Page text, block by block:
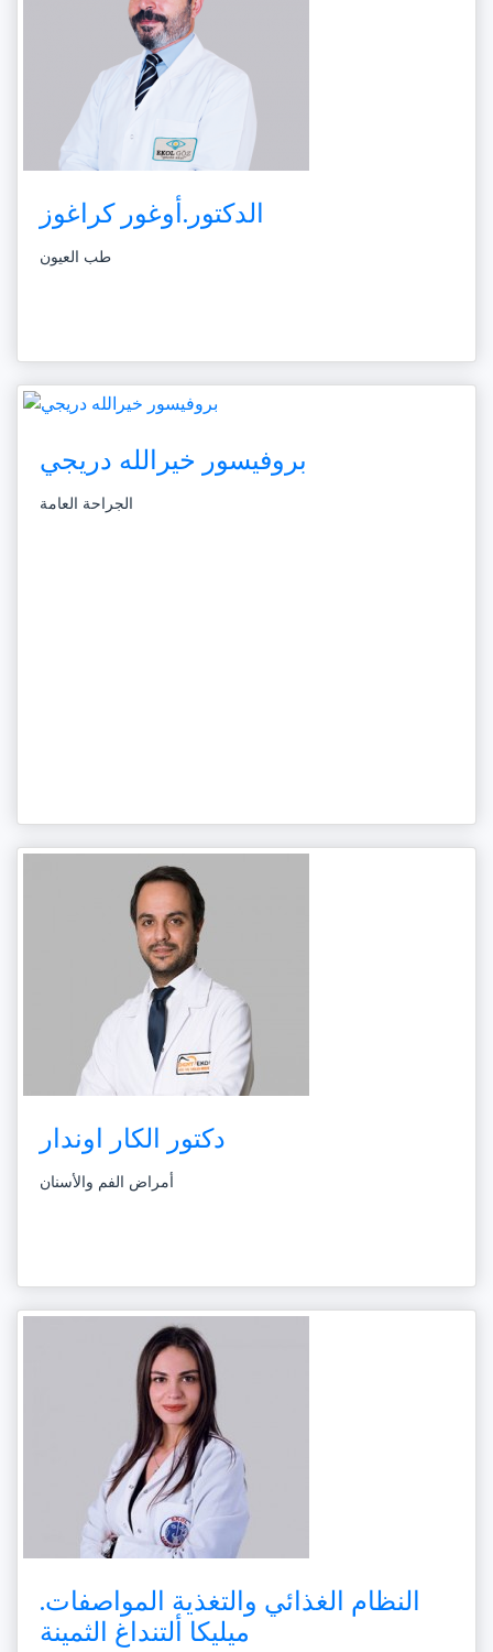
الدكتور.أوغور كراغوز
طب العيون
بروفيسور خيرالله دريجي
الجراحة العامة
دكتور الكار اوندار
أمراض الفم والأسنان
النظام الغذائي والتغذية المواصفات.
ميليكا ألتنداغ الثمينة